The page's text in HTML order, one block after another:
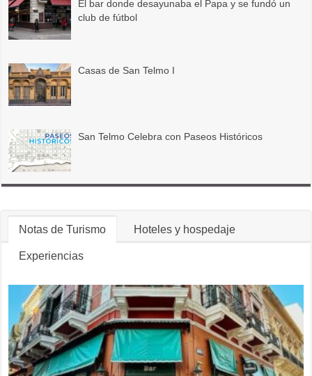
El bar donde desayunaba el Papa y se fundó un
club de fútbol
Casas de San Telmo I
San Telmo Celebra con Paseos Históricos
Notas de Turismo Hoteles y hospedaje
Experiencias